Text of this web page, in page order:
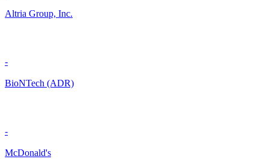
Altria Group, Inc.
-
BioNTech (ADR)
-
McDonald's